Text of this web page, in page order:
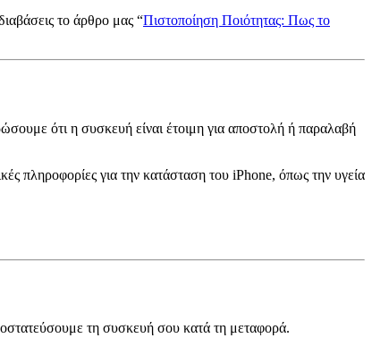
το άρθρο μας “Πιστοποίηση Ποιότητας: Πως το
ότι η συσκευή είναι έτοιμη για αποστολή ή παραλαβή
πληροφορίες για την κατάσταση του iPhone, όπως την υγεία
τη συσκευή σου κατά τη μεταφορά.